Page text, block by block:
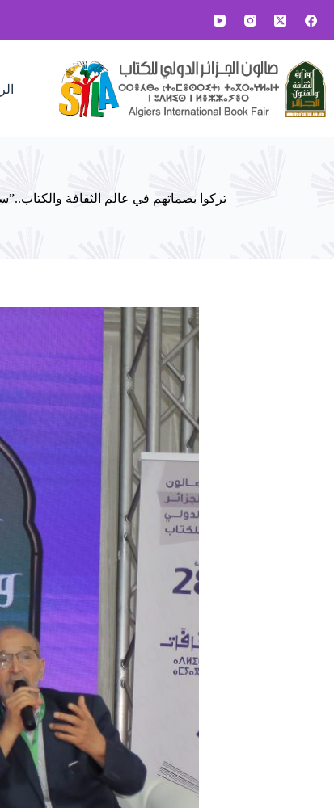
المحتوى
تركوا بصماتهم في عالم الثقافة